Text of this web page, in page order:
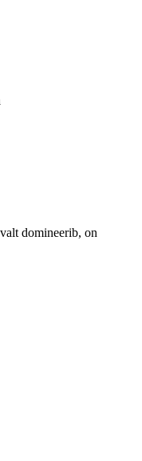
domineerib, on